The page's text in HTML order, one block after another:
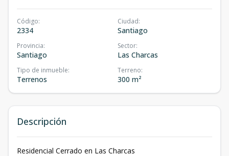
Código:
2334
Ciudad:
Santiago
Provincia:
Santiago
Sector:
Las Charcas
Tipo de inmueble:
Terrenos
Terreno:
300 m²
Descripción
Residencial Cerrado en Las Charcas